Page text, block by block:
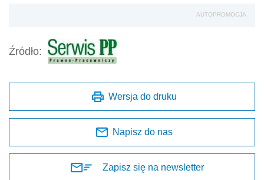
AUTOPROMOCJA
Źródło:
Wersja do druku
Napisz do nas
Zapisz się na newsletter